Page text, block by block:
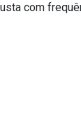
com